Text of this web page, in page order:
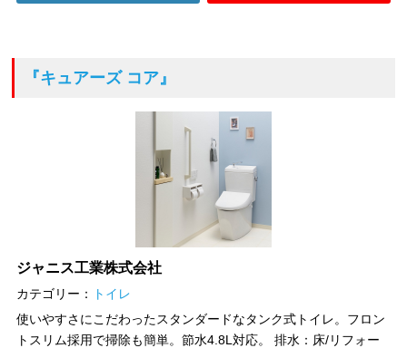
『キュアーズ コア』
ジャニス工業株式会社
カテゴリー：
トイレ
使いやすさにこだわったスタンダードなタンク式トイレ。フロン
トスリム採用で掃除も簡単。節水4.8L対応。 排水：床/リフォー